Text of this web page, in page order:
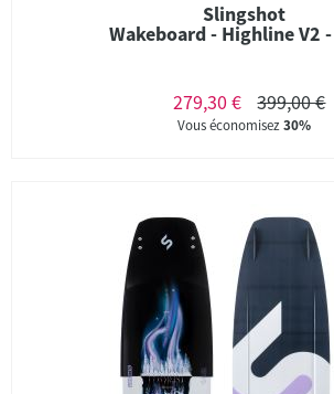
Slingshot
Wakeboard - Highline V2
279,30 € 399,00 €
Vous économisez30%